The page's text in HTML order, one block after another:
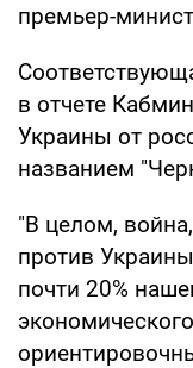
премьер-
в отчете
Украины от
названием
"В целом,
против
почти 20%